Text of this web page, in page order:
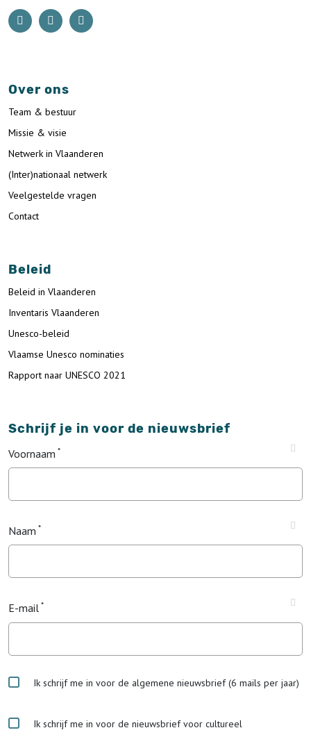
Over ons
Team & bestuur
Missie & visie
Netwerk in Vlaanderen
(Inter)nationaal netwerk
Veelgestelde vragen
Contact
Beleid
Beleid in Vlaanderen
Inventaris Vlaanderen
Unesco-beleid
Vlaamse Unesco nominaties
Rapport naar UNESCO 2021
Schrijf je in voor de nieuwsbrief
Voornaam
Naam
E-mail
Ik schrijf me in voor de algemene nieuwsbrief (6 mails per jaar)
Ik schrijf me in voor de nieuwsbrief voor cultureel